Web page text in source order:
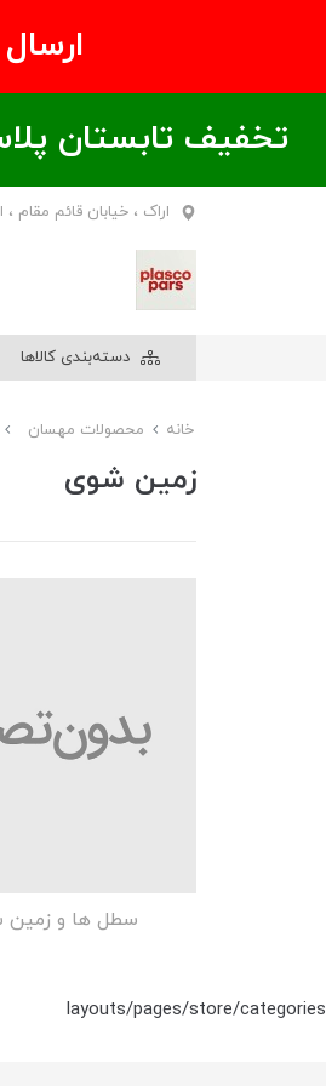
ارسال
تخفیف تابستان پلاسکو پارس در
اراک ، خیابان قائم مقام
دسته‌بندی کالاها
خانه محصولات مهسان
زمین شوی
سطل ها و زمین
layouts/pages/store/categories